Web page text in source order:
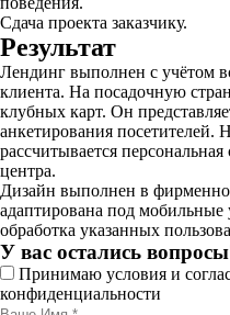
Сдача проекта заказчику.
Результат
Лендинг выполнен с учётом
клиента. На посадочную
клубных карт. Он
анкетирования посетителей.
рассчитывается
центра.
Дизайн выполнен в
адаптирована под мобильные
обработка указанных
У вас остались
Принимаю условия и
конфиденциальности